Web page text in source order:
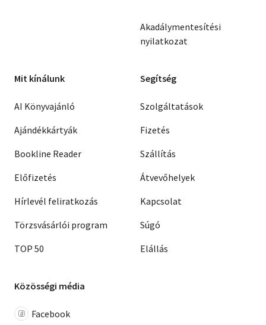
Akadálymentesítési
nyilatkozat
Mit kínálunk
AI Könyvajánló
Ajándékkártyák
Bookline Reader
Előfizetés
Hírlevél feliratkozás
Törzsvásárlói program
TOP 50
Segítség
Szolgáltatások
Fizetés
Szállítás
Átvevőhelyek
Kapcsolat
Súgó
Elállás
Közösségi média
Facebook